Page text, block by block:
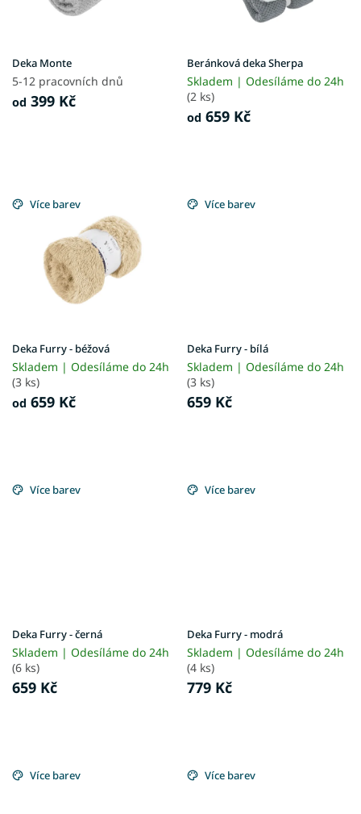
u
k
t
ů
Deka Monte
5-12 pracovních dnů
od 399 Kč
Beránková deka Sherpa
Skladem | Odesíláme do 24h
(2 ks)
od 659 Kč
Více barev
Deka Furry - béžová
Skladem | Odesíláme do 24h
(3 ks)
od 659 Kč
Více barev
Deka Furry - bílá
Skladem | Odesíláme do 24h
(3 ks)
659 Kč
Více barev
Deka Furry - černá
Skladem | Odesíláme do 24h
(6 ks)
659 Kč
Více barev
Deka Furry - modrá
Skladem | Odesíláme do 24h
(4 ks)
779 Kč
Více barev Více barev